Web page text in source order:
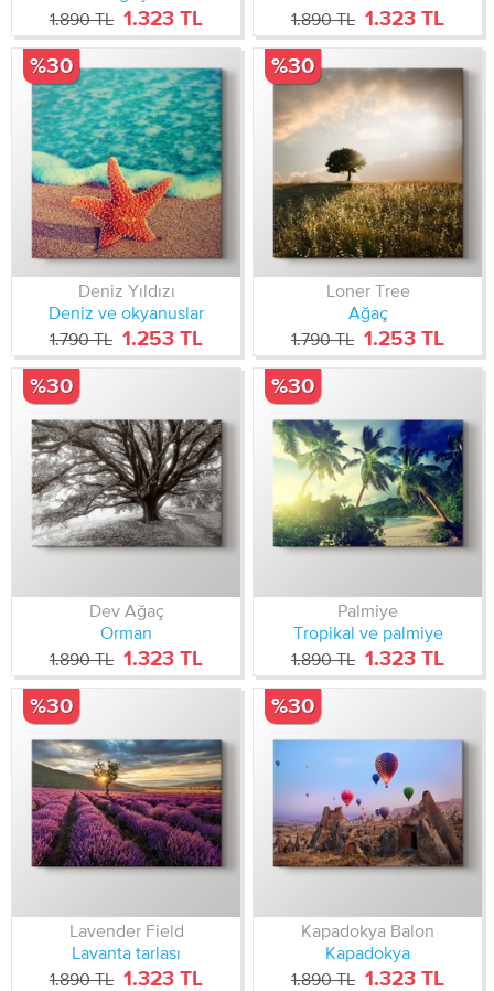
1.890 TL 1.323 TL 1.890 TL 1.323 TL
Deniz Yıldızı
Deniz ve okyanuslar
1.790 TL 1.253 TL
%30
Loner Tree
Ağaç
1.790 TL 1.253 TL
%30
Dev Ağaç
Orman
1.890 TL 1.323 TL
%30
Palmiye
Tropikal ve palmiye
1.890 TL 1.323 TL
%30
Lavender Field
Lavanta tarlası
1.890 TL 1.323 TL
%30
Kapadokya Balon
Kapadokya
1.890 TL 1.323 TL
%30